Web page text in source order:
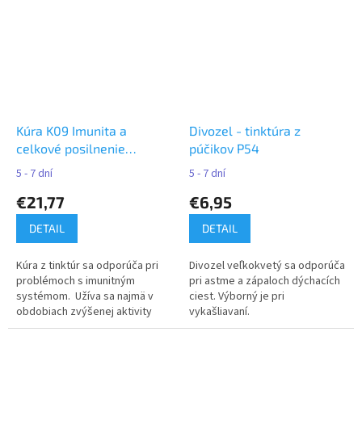
Kúra K09 Imunita a
celkové posilnenie
5 - 7 dní
€21,77
DETAIL
Kúra z tinktúr sa odporúča pri
problémoch s imunitným
systémom. Užíva sa najmä v
obdobiach zvýšenej aktivity
mikróbov, pri chrípkových
Divozel - tinktúra z
púčikov P54
5 - 7 dní
€6,95
DETAIL
Divozel veľkokvetý sa odporúča
pri astme a zápaloch dýchacích
ciest. Výborný je pri
vykašliavaní.